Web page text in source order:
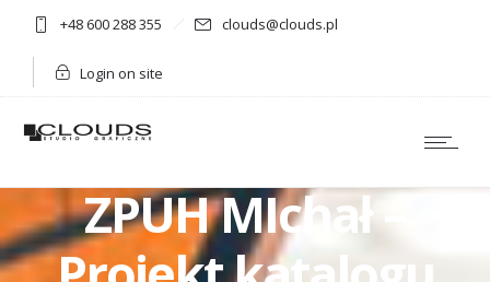
+48 600 288 355 clouds@clouds.pl
Login on site
ZPUH MIchał –